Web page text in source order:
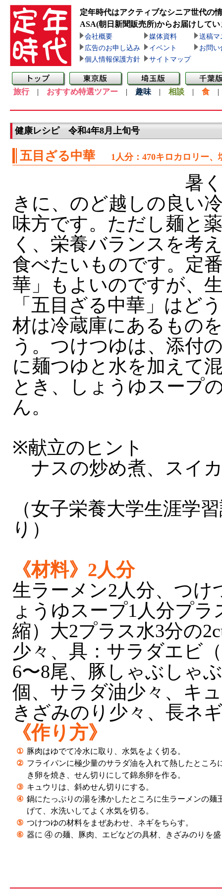
定年時代はアクティブなシニア世代の
ASA(朝日新聞販売所)からお届けしてい
会社概要 媒体資料
送稿マ
広告のお申し込み
イベント
お問い
個人情報保護方針
サイトマップ
旅行| おすすめ特選ツアー | 趣味 | 相談 | 食
健康レシピ 令和4年8月上旬号
五目ざる中華 1人分：470キロカロリー、
暑く
きに、のど越しの良い
味方です。ただし麺と
く、栄養バランスを考
食べたいものです。定
華」もよいのですが、
「五目ざる中華」はど
材は冷蔵庫にあるもの
う。つけつゆは、添付
に麺つゆと水を加えて
とき、しょうゆスープ
ん。
※献立のヒント
ナスの炒め煮、スイ
（女子栄養大学生涯学
り）
《材料》2人分
生ラーメン2人分、つけ
ょうゆスープ1人分プラ
縮）大2プラス水3分の
少々、具：サラダエビ
6〜8尾、豚しゃぶしゃ
個、サラダ油少々、キ
きざみのり少々、長ネ
《作り方》
① 豚肉はゆでて冷水に取り、水気をよく切る。
② フライパンに極少量のサラダ油を入れて熱したとこ
き卵を焼き、せん切りにして錦糸卵を作る。
③ キュウリは、斜めせん切りにする。
④ 鍋にたっぷりの湯を沸かしたところに生ラーメンの麺
げて、水洗いしてよく水気を切る。
⑤ つけつゆの材料をまぜあわせ、ネギをちらす。
⑥ 器に ④ の麺、豚肉、エビなどの具材、きざみのりを